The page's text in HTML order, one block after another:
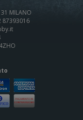
MILANO
87393016